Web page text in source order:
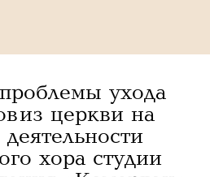
ухода
из церкви на
хора студии